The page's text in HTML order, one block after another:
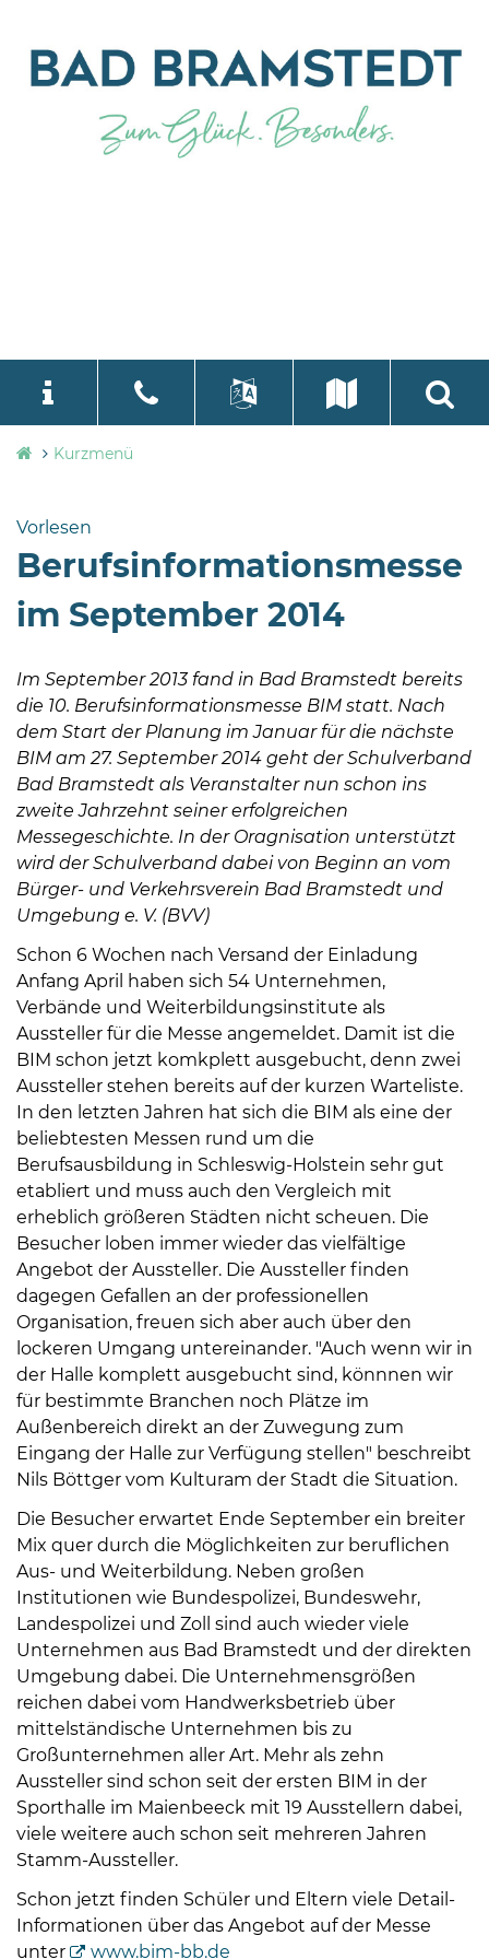
Stadtverwaltung
Bramstedt
24576 Bad
Bramstedt
506-
zentrale@badbramstedt.de
Mo,
Di,
Fr
08
Uhr
Do
08
Uhr
und
14
Uhr
sowie
außerhalb
der
Öffnungszeiten
Vereinbarung.
language
Kurzmenü
Vorlesen
Berufsinformationsmesse
im September 2014
Im September 2013 fand in Bad Bramstedt bereits
die 10. Berufsinformationsmesse BIM statt. Nach
dem Start der Planung im Januar für die nächste
BIM am 27. September 2014 geht der Schulverband
Bad Bramstedt als Veranstalter nun schon ins
zweite Jahrzehnt seiner erfolgreichen
Messegeschichte. In der Oragnisation unterstützt
wird der Schulverband dabei von Beginn an vom
Bürger- und Verkehrsverein Bad Bramstedt und
Umgebung e. V. (BVV)
Schon 6 Wochen nach Versand der Einladung
Anfang April haben sich 54 Unternehmen,
Verbände und Weiterbildungsinstitute als
Aussteller für die Messe angemeldet. Damit ist die
BIM schon jetzt komkplett ausgebucht, denn zwei
Aussteller stehen bereits auf der kurzen Warteliste.
In den letzten Jahren hat sich die BIM als eine der
beliebtesten Messen rund um die
Berufsausbildung in Schleswig-Holstein sehr gut
etabliert und muss auch den Vergleich mit
erheblich größeren Städten nicht scheuen. Die
Besucher loben immer wieder das vielfältige
Angebot der Aussteller. Die Aussteller finden
dagegen Gefallen an der professionellen
Organisation, freuen sich aber auch über den
lockeren Umgang untereinander. "Auch wenn wir in
der Halle komplett ausgebucht sind, könnnen wir
für bestimmte Branchen noch Plätze im
Außenbereich direkt an der Zuwegung zum
Eingang der Halle zur Verfügung stellen" beschreibt
Nils Böttger vom Kulturam der Stadt die Situation.
Die Besucher erwartet Ende September ein breiter
Mix quer durch die Möglichkeiten zur beruflichen
Aus- und Weiterbildung. Neben großen
Institutionen wie Bundespolizei, Bundeswehr,
Landespolizei und Zoll sind auch wieder viele
Unternehmen aus Bad Bramstedt und der direkten
Umgebung dabei. Die Unternehmensgrößen
reichen dabei vom Handwerksbetrieb über
mittelständische Unternehmen bis zu
Großunternehmen aller Art. Mehr als zehn
Aussteller sind schon seit der ersten BIM in der
Sporthalle im Maienbeeck mit 19 Ausstellern dabei,
viele weitere auch schon seit mehreren Jahren
Stamm-Aussteller.
Schon jetzt finden Schüler und Eltern viele Detail-
Informationen über das Angebot auf der Messe
unter
www.bim-bb.de